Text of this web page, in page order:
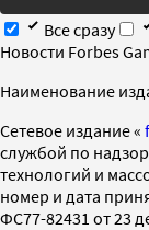
Все сразу
Новости Forbes
Наименование
Cетевое издание «
службой по
технологий и
номер и дата
ФС77-82431 от 23